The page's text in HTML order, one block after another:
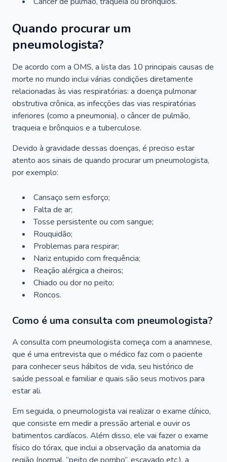
Quando procurar um
pneumologista?
De acordo com a OMS, a lista das 10 principais causas de
morte no mundo inclui várias condições diretamente
relacionadas às vias respiratórias: a doença pulmonar
obstrutiva crônica, as infecções das vias respiratórias
inferiores (como a pneumonia), o câncer de pulmão,
traqueia e brônquios e a tuberculose.
Devido à gravidade dessas doenças, é preciso estar
atento aos sinais de quando procurar um pneumologista,
por exemplo:
Cansaço sem esforço;
Falta de ar;
Tosse persistente ou com sangue;
Rouquidão;
Problemas para respirar;
Nariz entupido com frequência;
Reação alérgica a cheiros;
Chiado ou dor no peito;
Roncos.
Como é uma consulta com pneumologista?
A consulta com pneumologista começa com a anamnese,
que é uma entrevista que o médico faz com o paciente
para conhecer seus hábitos de vida, seu histórico de
saúde pessoal e familiar e quais são seus motivos para
estar ali.
Em seguida, o pneumologista vai realizar o exame clínico,
que consiste em medir a pressão arterial e ouvir os
batimentos cardíacos. Além disso, ele vai fazer o exame
físico do tórax, que inclui a observação da anatomia da